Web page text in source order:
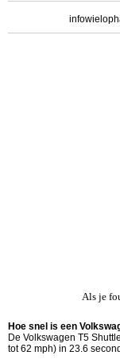
Als je
Hoe snel is een
De Volkswagen T5
tot 62 mph) in 23.6